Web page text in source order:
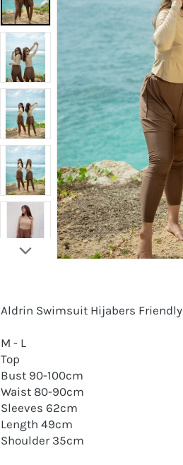
Aldrin Swimsuit Hijabers Friendly
M - L
Top
Bust 90-100cm
Waist 80-90cm
Sleeves 62cm
Length 49cm
Shoulder 35cm